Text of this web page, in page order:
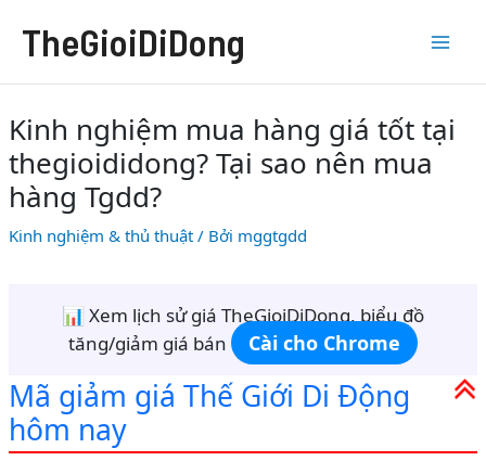
TheGioiDiDong
Kinh nghiệm mua hàng giá tốt tại
thegioididong? Tại sao nên mua
hàng Tgdd?
Kinh nghiệm & thủ thuật / Bởi mggtgdd
📊 Xem lịch sử giá TheGioiDiDong, biểu đồ
tăng/giảm giá bán
Cài cho Chrome
Mã giảm giá Thế Giới Di Động
hôm nay